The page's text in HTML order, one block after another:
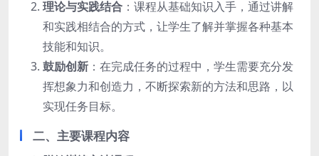
理论与实践结合 ：课程从基础知识入手，通过讲解
和实践相结合的方式，让学生了解并掌握各种基本
技能和知识。
鼓励创新 ：在完成任务的过程中，学生需要充分发
挥想象力和创造力，不断探索新的方法和思路，以
实现任务目标。
二、主要课程内容